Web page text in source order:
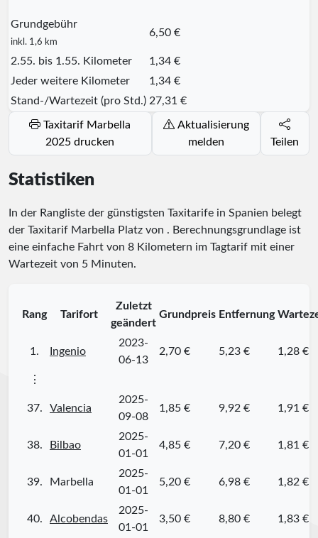
Grundgebühr
inkl. 1,6 km
6,50 €
2.55. bis 1.55. Kilometer
1,34 €
Jeder weitere Kilometer
1,34 €
Stand-/Wartezeit (pro Std.) 27,31 €
Taxitarif Marbella
2025 drucken
Aktualisierung
melden
Teilen
Statistiken
In der Rangliste der günstigsten Taxitarife in Spanien belegt
der Taxitarif Marbella Platz von . Berechnungsgrundlage ist
eine einfache Fahrt von 8 Kilometern im Tagtarif mit einer
Wartezeit von 5 Minuten.
Rang Tarifort
Zuletzt
geändert
Grundpreis Entfernung
1. Ingenio
2023-
06-13
2,70 € 5,23 € 1,28 €
⋮
37. Valencia
2025-
09-08
1,85 € 9,92 € 1,91 €
38. Bilbao
2025-
01-01
4,85 € 7,20 € 1,81 €
39. Marbella
2025-
01-01
5,20 € 6,98 € 1,82 €
40. Alcobendas
2025-
01-01
3,50 € 8,80 € 1,83 €